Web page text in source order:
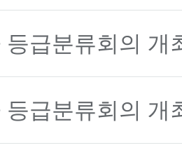
등급분류회의 개
등급분류회의 개